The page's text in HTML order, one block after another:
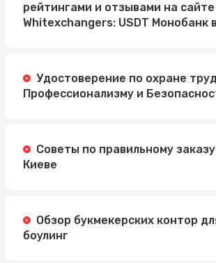
рейтингами и отзывами на сайте
Whitexchangers: USDT Монобанк
Удостоверение по охране
Профессионализму и
Советы по правильному
Киеве
Обзор букмекерских контор
боулинг